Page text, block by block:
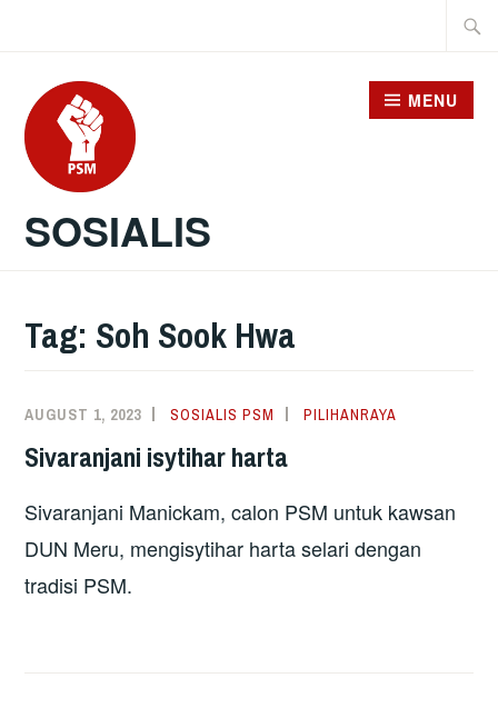
content
SOSIALIS
MENU
Tag: Soh Sook Hwa
AUGUST 1, 2023 SOSIALIS PSM PILIHANRAYA
Sivaranjani isytihar harta
Sivaranjani Manickam, calon PSM untuk kawsan
DUN Meru, mengisytihar harta selari dengan
tradisi PSM.